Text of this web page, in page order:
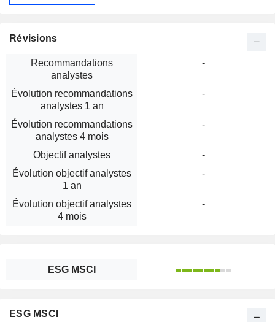
Révisions
Recommandations
analystes
-
Évolution recommandations
analystes 1 an
-
Évolution recommandations
analystes 4 mois
-
Objectif analystes
-
Évolution objectif analystes
1 an
-
Évolution objectif analystes
4 mois
-
ESG MSCI
ESG MSCI